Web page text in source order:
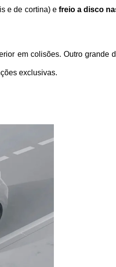
e de cortina) e freio a disco
em colisões. Outro grande
exclusivas.